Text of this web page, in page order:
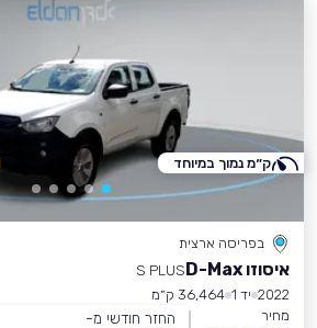
בפריסה ארצית
איסוזו D-Max
S PLUS
2022 יד 1
36,464 ק״מ
מחיר
החזר חודשי מ-
ק״מ נמוך במיוחד